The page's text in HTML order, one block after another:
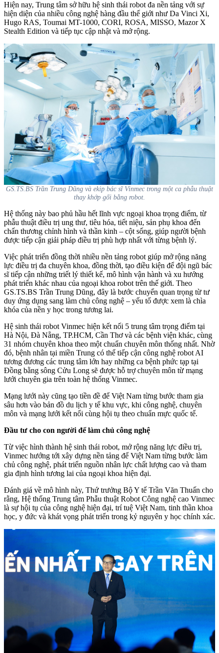
Hiện nay, Trung tâm sở hữu hệ sinh thái robot đa nền tảng với sự
hiện diện của nhiều công nghệ hàng đầu thế giới như Da Vinci Xi,
Hugo RAS, Toumai MT-1000, CORI, ROSA, MISSO, Mazor X
Stealth Edition và tiếp tục cập nhật và mở rộng.
GS.TS.BS Trần Trung Dũng và ekip bác sĩ Vinmec trong một ca phẫu thuật
thay khớp gối bằng robot.
Hệ thống này bao phủ hầu hết lĩnh vực ngoại khoa trọng điểm, từ
phẫu thuật điều trị ung thư, tiêu hóa, tiết niệu, sản phụ khoa đến
chấn thương chỉnh hình và thần kinh – cột sống, giúp người bệnh
được tiếp cận giải pháp điều trị phù hợp nhất với từng bệnh lý.
Việc phát triển đồng thời nhiều nền tảng robot giúp mở rộng năng
lực điều trị đa chuyên khoa, đồng thời, tạo điều kiện để đội ngũ bác
sĩ tiếp cận những triết lý thiết kế, mô hình vận hành và xu hướng
phát triển khác nhau của ngoại khoa robot trên thế giới. Theo
GS.TS.BS Trần Trung Dũng, đây là bước chuyển quan trọng từ tư
duy ứng dụng sang làm chủ công nghệ – yếu tố được xem là chìa
khóa của nền y học trong tương lai.
Hệ sinh thái robot Vinmec hiện kết nối 5 trung tâm trọng điểm tại
Hà Nội, Đà Nẵng, TP.HCM, Cần Thơ và các bệnh viện khác, cùng
31 nhóm chuyên khoa theo một chuẩn chuyên môn thống nhất. Nhờ
đó, bệnh nhân tại miền Trung có thể tiếp cận công nghệ robot AI
tương đương các trung tâm lớn hay những ca bệnh phức tạp tại
Đồng bằng sông Cửu Long sẽ được hỗ trợ chuyên môn từ mạng
lưới chuyên gia trên toàn hệ thống Vinmec.
Mạng lưới này cũng tạo tiền đề để Việt Nam từng bước tham gia
sâu hơn vào bản đồ du lịch y tế khu vực, khi công nghệ, chuyên
môn và mạng lưới kết nối cùng hội tụ theo chuẩn mực quốc tế.
Đầu tư cho con người để làm chủ công nghệ
Từ việc hình thành hệ sinh thái robot, mở rộng năng lực điều trị,
Vinmec hướng tới xây dựng nền tảng để Việt Nam từng bước làm
chủ công nghệ, phát triển nguồn nhân lực chất lượng cao và tham
gia định hình tương lai của ngoại khoa hiện đại.
Đánh giá về mô hình này, Thứ trưởng Bộ Y tế Trần Văn Thuấn cho
rằng, Hệ thống Trung tâm Phẫu thuật Robot Công nghệ cao Vinmec
là sự hội tụ của công nghệ hiện đại, trí tuệ Việt Nam, tinh thần khoa
học, y đức và khát vọng phát triển trong kỷ nguyên y học chính xác.